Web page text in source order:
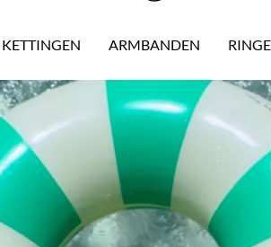
KETTINGEN ARMBANDEN